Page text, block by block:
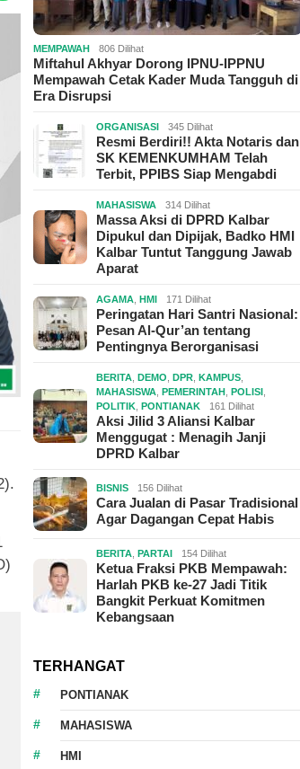
MEMPAWAH 806 Dilihat
Miftahul Akhyar Dorong IPNU-IPPNU
Mempawah Cetak Kader Muda Tangguh di
Era Disrupsi
ORGANISASI 345 Dilihat
Resmi Berdiri!! Akta Notaris dan
SK KEMENKUMHAM Telah
Terbit, PPIBS Siap Mengabdi
MAHASISWA 314 Dilihat
Massa Aksi di DPRD Kalbar
Dipukul dan Dipijak, Badko HMI
Kalbar Tuntut Tanggung Jawab
Aparat
AGAMA ,HMI 171 Dilihat
Peringatan Hari Santri Nasional:
Pesan Al-Qur’an tentang
Pentingnya Berorganisasi
BERITA ,DEMO ,DPR ,KAMPUS
MAHASISWA ,PEMERINTAH ,POLISI
POLITIK ,PONTIANAK 161 Dilihat
Aksi Jilid 3 Aliansi Kalbar
Menggugat : Menagih Janji
DPRD Kalbar
BISNIS 156 Dilihat
Cara Jualan di Pasar Tradisional
Agar Dagangan Cepat Habis
BERITA ,PARTAI 154 Dilihat
Ketua Fraksi PKB Mempawah:
Harlah PKB ke-27 Jadi Titik
Bangkit Perkuat Komitmen
Kebangsaan
TERHANGAT
PONTIANAK
MAHASISWA
HMI